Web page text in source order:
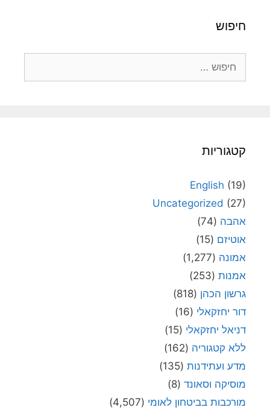
חיפוש
קטגוריות
English (19)
Uncategorized (27)
אהבה (74)
אוטיזם (15)
אמונה (1,277)
אמנות (253)
גרשון הכהן (818)
דור יחזקאלי (16)
דניאל יחזקאלי (15)
ללא קטגוריה (162)
מדע ועתידנות (135)
מוסיקה וסאונד (8)
מורכבות בביטחון לאומי (4,507)